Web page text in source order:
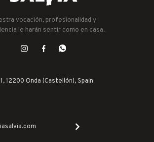
vocación, profesionalidad y
le harán sentir como en casa.
12200 Onda (Castellón), Spain